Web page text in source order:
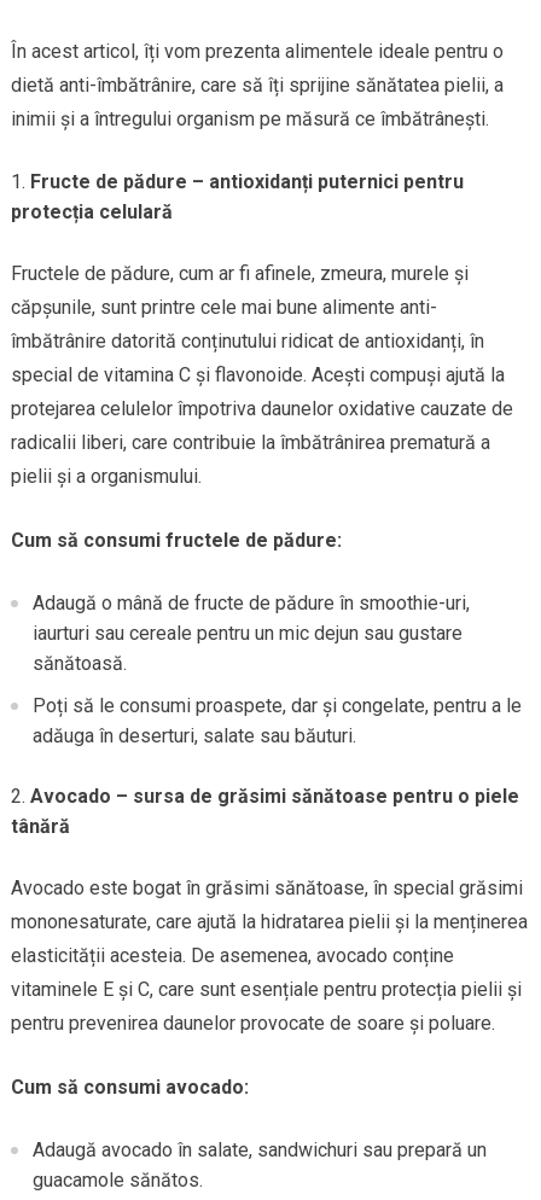
În acest articol, îți vom prezenta alimentele ideale pentru o
dietă anti-îmbătrânire, care să îți sprijine sănătatea pielii, a
inimii și a întregului organism pe măsură ce îmbătrânești.
Fructe de pădure – antioxidanți puternici pentru
protecția celulară
Fructele de pădure, cum ar fi afinele, zmeura, murele și
căpșunile, sunt printre cele mai bune alimente anti-
îmbătrânire datorită conținutului ridicat de antioxidanți, în
special de vitamina C și flavonoide. Acești compuși ajută la
protejarea celulelor împotriva daunelor oxidative cauzate de
radicalii liberi, care contribuie la îmbătrânirea prematură a
pielii și a organismului.
Cum să consumi fructele de pădure:
Adaugă o mână de fructe de pădure în smoothie-uri,
iaurturi sau cereale pentru un mic dejun sau gustare
sănătoasă.
Poți să le consumi proaspete, dar și congelate, pentru a le
adăuga în deserturi, salate sau băuturi.
Avocado – sursa de grăsimi sănătoase pentru o piele
tânără
Avocado este bogat în grăsimi sănătoase, în special grăsimi
mononesaturate, care ajută la hidratarea pielii și la menținerea
elasticității acesteia. De asemenea, avocado conține
vitaminele E și C, care sunt esențiale pentru protecția pielii și
pentru prevenirea daunelor provocate de soare și poluare.
Cum să consumi avocado:
Adaugă avocado în salate, sandwichuri sau prepară un
guacamole sănătos.